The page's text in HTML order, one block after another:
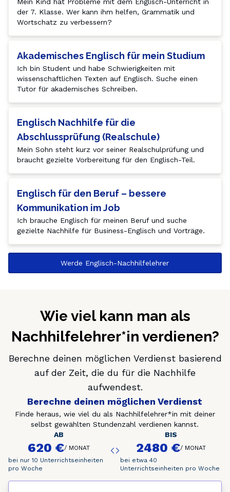
der 7. Klasse. Wer kann ihm helfen, Grammatik und
Wortschatz zu verbessern?
Akademisches Englisch für mein Studium
Ich bin Student und habe Schwierigkeiten mit
wissenschaftlichen Texten auf Englisch. Suche einen
Tutor für akademisches Schreiben.
Englisch Nachhilfe für die
Abschlussprüfung (Realschule)
Mein Sohn steht kurz vor seiner Realschulprüfung und
braucht gezielte Vorbereitung für den Englisch-Teil.
Englisch für den Beruf – bessere
Kommunikation im Job
Ich brauche Englisch für meinen Beruf und suche
gezielte Nachhilfe für Business-Englisch und Vorträge.
Werde Englisch-Nachhilfelehrer
Wie viel kann man als
Nachhilfelehrer*in verdienen?
Berechne deinen möglichen Verdienst basierend
auf der Zeit, die du für die Nachhilfe
aufwendest.
Berechne deinen möglichen Verdienst
Finde heraus, wie viel du als Nachhilfelehrer*in mit deiner
selbst gewählten Stundenzahl verdienen kannst.
AB
620 €/ MONAT
bei nur 10 Unterrichtseinheiten
pro Woche
BIS
2480 €/ MONAT
bei etwa 40
Unterrichtseinheiten pro Woche